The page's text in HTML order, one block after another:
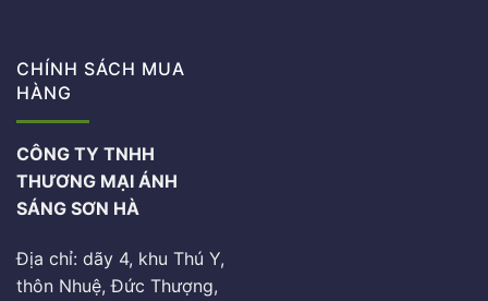
CHÍNH SÁCH MUA
HÀNG
CÔNG TY TNHH
THƯƠNG MẠI ÁNH
SÁNG SƠN HÀ
Địa chỉ: dãy 4, khu Thú Y,
thôn Nhuệ, Đức Thượng,